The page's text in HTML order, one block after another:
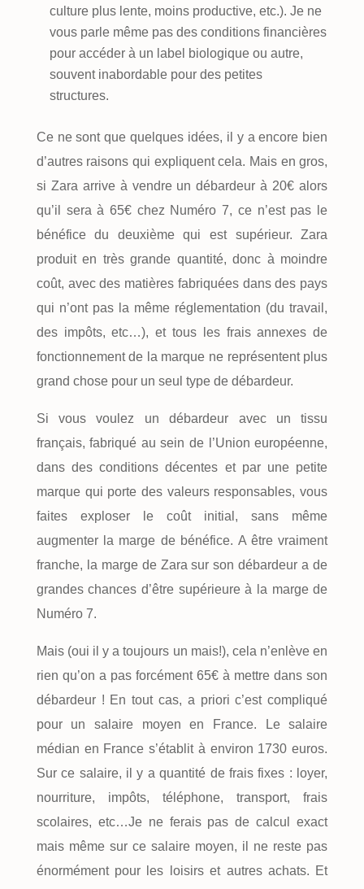
culture plus lente, moins productive, etc.). Je ne
vous parle même pas des conditions financières
pour accéder à un label biologique ou autre,
souvent inabordable pour des petites
structures.
Ce ne sont que quelques idées, il y a encore bien
d’autres raisons qui expliquent cela. Mais en gros,
si Zara arrive à vendre un débardeur à 20€ alors
qu’il sera à 65€ chez Numéro 7, ce n’est pas le
bénéfice du deuxième qui est supérieur. Zara
produit en très grande quantité, donc à moindre
coût, avec des matières fabriquées dans des pays
qui n’ont pas la même réglementation (du travail,
des impôts, etc…), et tous les frais annexes de
fonctionnement de la marque ne représentent plus
grand chose pour un seul type de débardeur.
Si vous voulez un débardeur avec un tissu
français, fabriqué au sein de l’Union européenne,
dans des conditions décentes et par une petite
marque qui porte des valeurs responsables, vous
faites exploser le coût initial, sans même
augmenter la marge de bénéfice. A être vraiment
franche, la marge de Zara sur son débardeur a de
grandes chances d’être supérieure à la marge de
Numéro 7.
Mais (oui il y a toujours un mais!), cela n’enlève en
rien qu’on a pas forcément 65€ à mettre dans son
débardeur ! En tout cas, a priori c’est compliqué
pour un salaire moyen en France. Le salaire
médian en France s’établit à environ 1730 euros.
Sur ce salaire, il y a quantité de frais fixes : loyer,
nourriture, impôts, téléphone, transport, frais
scolaires, etc…Je ne ferais pas de calcul exact
mais même sur ce salaire moyen, il ne reste pas
énormément pour les loisirs et autres achats. Et